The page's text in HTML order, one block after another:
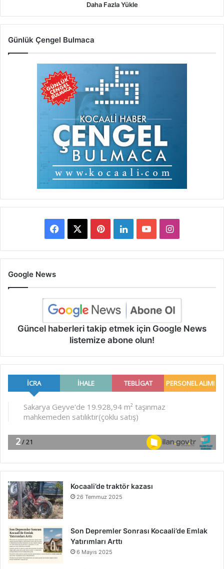
Daha Fazla Yükle
Günlük Çengel Bulmaca
Facebook PinterestLinkedInYouTubeInstagram
Google News
Güncel haberleri takip etmek için Google News
listemize abone olun!
Kocaali’de traktör kazası
26 Temmuz 2025
Son Depremler Sonrası Kocaali’de Emlak
Yatırımları Arttı
6 Mayıs 2025